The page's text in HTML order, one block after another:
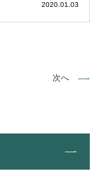
2020.01.03
次へ